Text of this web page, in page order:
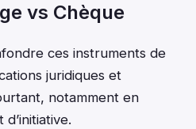
vs Chèque
ces instruments de
juridiques et
notamment en